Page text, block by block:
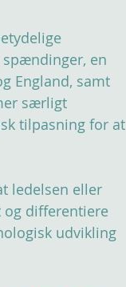
en
England, samt
særligt
tilpasning for at
ledelsen eller
og differentiere
udvikling